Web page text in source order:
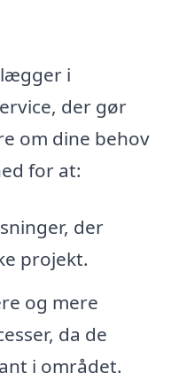
i
der gør
om dine behov
for at:
der
projekt.
og mere
da de
i området.